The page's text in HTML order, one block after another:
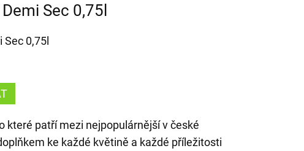
Sec 0,75l
Sec 0,75l
které patří mezi nejpopulárnější v české
ke každé květině a každé příležitosti